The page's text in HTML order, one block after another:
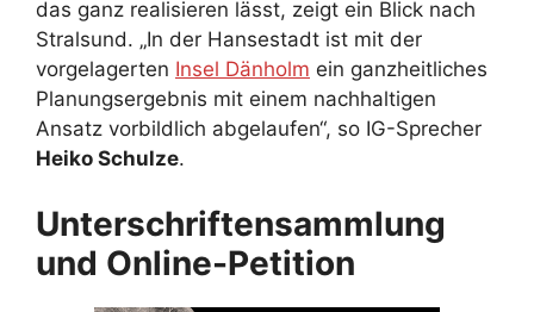
das ganz realisieren lässt, zeigt ein Blick nach
Stralsund. „In der Hansestadt ist mit der
vorgelagerten Insel Dänholm ein ganzheitliches
Planungsergebnis mit einem nachhaltigen
Ansatz vorbildlich abgelaufen“, so IG-Sprecher
Heiko Schulze.
Unterschriftensammlung
und Online-Petition